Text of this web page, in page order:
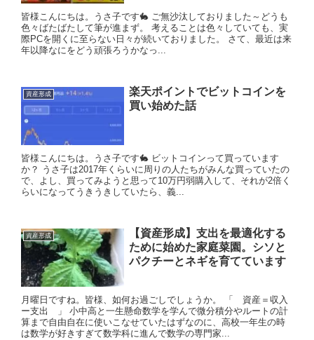
皆様こんにちは。うさ子です🐇 ご無沙汰しておりました～どうも
色々ばたばたして筆が進まず。 考えることは色々していても、実
際PCを開くに至らない日々が続いておりました。 さて、最近は来
年以降なにをどう頑張ろうかなっ...
資産形成
楽天ポイントでビットコインを
買い始めた話
皆様こんにちは。うさ子です🐇 ビットコインって買っています
か？ うさ子は2017年くらいに周りの人たちがみんな買っていたの
で、よし、買ってみようと思って10万円弱購入して、それが2倍く
らいになってうきうきしていたら、義...
資産形成
【資産形成】支出を最適化する
ために始めた家庭菜園。シソと
パクチーとネギを育てています
月曜日ですね。皆様、如何お過ごしでしょうか。 「 資産＝収入
ー支出 」 小中高と一生懸命数学を学んで微分積分やルートの計
算まで自由自在に使いこなせていたはずなのに、高校一年生の時
は数学が好きすぎて数学科に進んで数学の専門家...